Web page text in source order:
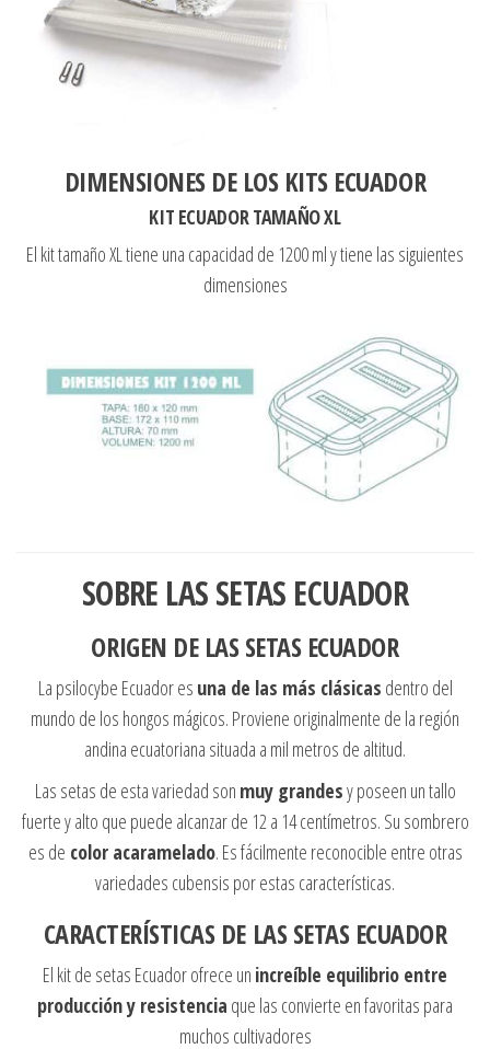
DIMENSIONES DE LOS KITS ECUADOR
KIT ECUADOR TAMAÑO XL
El kit tamaño XL tiene una capacidad de 1200 ml y tiene las siguientes
dimensiones
SOBRE LAS SETAS ECUADOR
ORIGEN DE LAS SETAS ECUADOR
La psilocybe Ecuador es una de las más clásicas dentro del
mundo de los hongos mágicos. Proviene originalmente de la región
andina ecuatoriana situada a mil metros de altitud.
Las setas de esta variedad son muy grandesy poseen un tallo
fuerte y alto que puede alcanzar de 12 a 14 centímetros. Su sombrero
es de color acaramelado. Es fácilmente reconocible entre otras
variedades cubensis por estas características.
CARACTERÍSTICAS DE LAS SETAS ECUADOR
El kit de setas Ecuador ofrece un increíble equilibrio entre
producción y resistencia que las convierte en favoritas para
muchos cultivadores